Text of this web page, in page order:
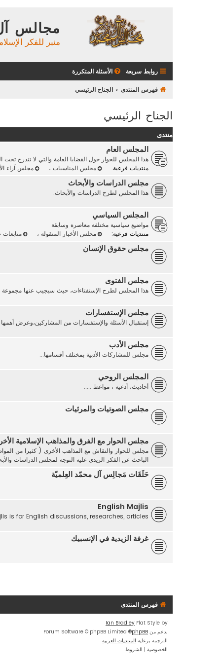
مجالس
منبر للفكر
روابط سريعة الأسئلة المتكررة
فهرس المنتدى الجناح الرئيسي
الجناح الرئيسي
منتدى
المجلس العام
هذا المجلس للحوار حول القضايا العامة والتي لا تندرج تحت
منتديات فرعية:
مجلس المناسبات ، مجلس آراء
مجلس الدراسات والأبحاث
هذا المجلس لطرح الدراسات والأبحاث.
المجلس السياسي
مواضيع سياسية مختلفة معاصرة وسابقة
منتديات فرعية:
مجلس الأخبار المنقولة ،
مجلس حقوق الإنسان
مجلس الفتوى
هذا المجلس لطرح الإستفتاءات، حيث سيجيب عنها مجموعة
مجلس الإستفسارات
إستقبال الأسئلة والإستفسارات من المشاركين،وعرض أهمها
مجلس الأدب
مجلس للمشاركات الأدبية بمختلف أقسامها...
المجلس الروحي
أحاديث، أدعية ، مواعظ .....
مجلس الصوتيات والمرئيات
مجلس الحوار مع الفرق والمذاهب الإسلامية
مجلس للحوار والنقاش مع المذاهب الأخرى ( كثيرا من
الباحث عن الفكر الزيدي عليه التوجه لمجلس الدراسات
حَلَقَات مَجالِس آل محمّد العِلميّة
English Majlis
is for English discussions, researches, articles...
غرفة الزيدية في الإنسبيك
فهرس المنتدى
Flat Style by
Ian Bradley
بدعم من phpBB
® Forum Software © phpBB Limited
الترجمة برعاية المنتديات العربية
الخصوصية | الشروط